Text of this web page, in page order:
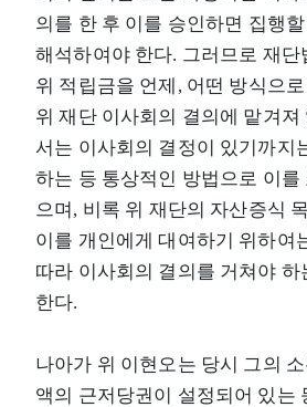
의를 한 후 이를 승인하면 집행
해석하여야 한다. 그러므로 재단
위 적립금을 언제, 어떤 방식으
위 재단 이사회의 결의에 맡겨져
서는 이사회의 결정이 있기까지
하는 등 통상적인 방법으로 이를
으며, 비록 위 재단의 자산증식
이를 개인에게 대여하기 위하여
따라 이사회의 결의를 거쳐야
한다.
나아가 위 이현오는 당시 그의
액의 근저당권이 설정되어 있는